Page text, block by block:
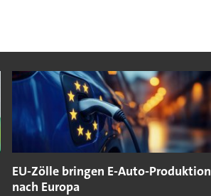
EU-Zölle bringen E-Auto-Produktion
nach Europa